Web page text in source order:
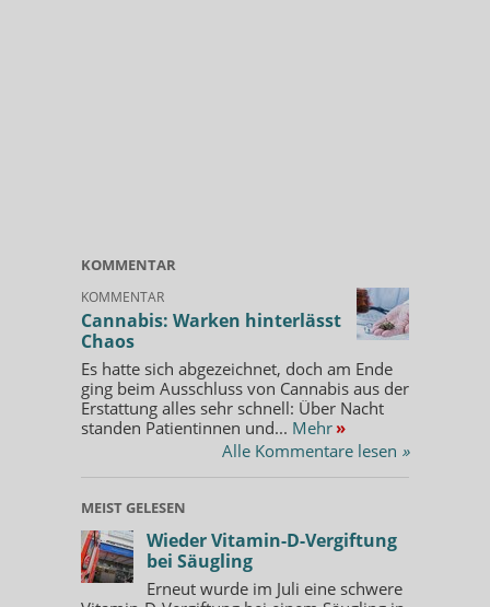
KOMMENTAR
KOMMENTAR
Cannabis: Warken hinterlässt
Chaos
Es hatte sich abgezeichnet, doch am Ende
ging beim Ausschluss von Cannabis aus der
Erstattung alles sehr schnell: Über Nacht
standen Patientinnen und... Mehr »
Alle Kommentare lesen »
MEIST GELESEN
Wieder Vitamin-D-Vergiftung
bei Säugling
Erneut wurde im Juli eine schwere